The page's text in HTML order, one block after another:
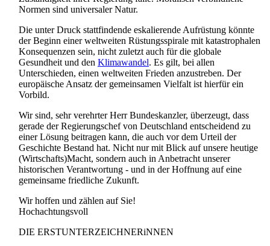
Normen sind universaler Natur.
Die unter Druck stattfindende eskalierende Aufrüstung könnte
der Beginn einer weltweiten Rüstungs­spirale mit katastrophalen
Konsequenzen sein, nicht zuletzt auch für die globale
Gesundheit und den Klimawandel. Es gilt, bei allen
Unterschieden, einen weltweiten Frieden anzustreben. Der
europäische Ansatz der gemeinsamen Vielfalt ist hierfür ein
Vorbild.
Wir sind, sehr verehrter Herr Bundeskanzler, überzeugt, dass
gerade der Regierungschef von Deutschland entscheidend zu
einer Lösung beitragen kann, die auch vor dem Urteil der
Geschichte Bestand hat. Nicht nur mit Blick auf unsere heutige
(Wirtschafts)Macht, sondern auch in Anbetracht unserer
historischen Verantwortung - und in der Hoffnung auf eine
gemeinsame friedliche Zukunft.
Wir hoffen und zählen auf Sie!
Hochachtungsvoll
DIE ERSTUNTERZEICHNERiNNEN